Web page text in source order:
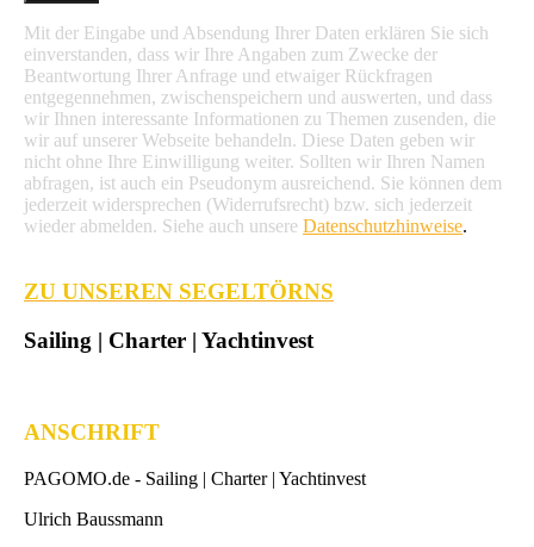
Mit der Eingabe und Absendung Ihrer Daten erklären Sie sich
einverstanden, dass wir Ihre Angaben zum Zwecke der
Beantwortung Ihrer Anfrage und etwaiger Rückfragen
entgegennehmen, zwischenspeichern und auswerten, und dass
wir Ihnen interessante Informationen zu Themen zusenden, die
wir auf unserer Webseite behandeln. Diese Daten geben wir
nicht ohne Ihre Einwilligung weiter. Sollten wir Ihren Namen
abfragen, ist auch ein Pseudonym ausreichend. Sie können dem
jederzeit widersprechen (Widerrufsrecht) bzw. sich jederzeit
wieder abmelden. Siehe auch unsere Datenschutzhinweise.
ZU UNSEREN SEGELTÖRNS
Sailing | Charter | Yachtinvest
ANSCHRIFT
PAGOMO.de - Sailing | Charter | Yachtinvest
Ulrich Baussmann